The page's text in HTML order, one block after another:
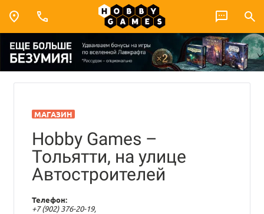
МАГАЗИН
Hobby Games –
Тольятти, на улице
Автостроителей
Телефон:
+7 (902) 376-20-19,